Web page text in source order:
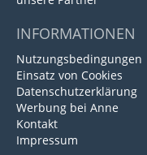
INFORMATIONEN
Nutzungsbedingungen
Einsatz von Cookies
Datenschutzerklärung
Werbung bei Anne
Kontakt
Impressum